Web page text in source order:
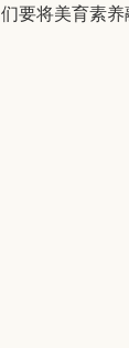
们要将美育素